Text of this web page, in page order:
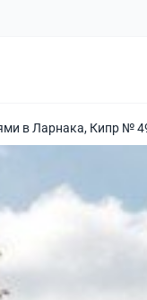
в Ларнака, Кипр №